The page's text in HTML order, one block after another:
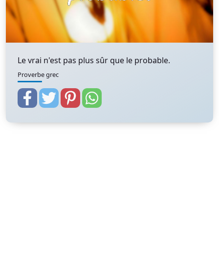
Le vrai n'est pas plus sûr que le probable.
Proverbe grec